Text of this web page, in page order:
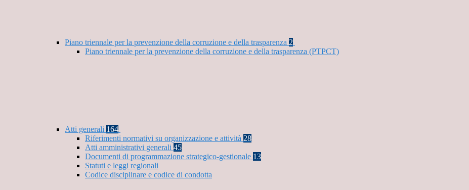
Piano triennale per la prevenzione della corruzione e della trasparenza 2
Piano triennale per la prevenzione della corruzione e della trasparenza (PTPCT)
Atti generali 164
Riferimenti normativi su organizzazione e attività 28
Atti amministrativi generali 45
Documenti di programmazione strategico-gestionale 13
Statuti e leggi regionali
Codice disciplinare e codice di condotta